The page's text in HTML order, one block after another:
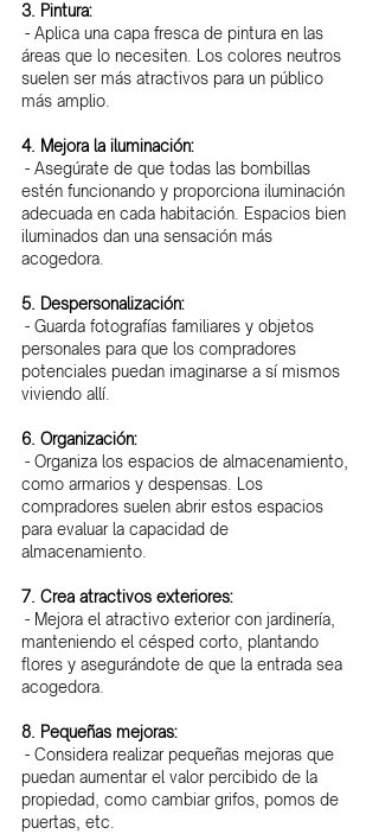
3. Pintura:
- Aplica una capa fresca de pintura en las
áreas que lo necesiten. Los colores neutros
suelen ser más atractivos para un público
más amplio.
4. Mejora la iluminación:
- Asegúrate de que todas las bombillas
estén funcionando y proporciona iluminación
adecuada en cada habitación. Espacios bien
iluminados dan una sensación más
acogedora.
5. Despersonalización:
- Guarda fotografías familiares y objetos
personales para que los compradores
potenciales puedan imaginarse a sí mismos
viviendo allí.
6. Organización:
- Organiza los espacios de almacenamiento,
como armarios y despensas. Los
compradores suelen abrir estos espacios
para evaluar la capacidad de
almacenamiento.
7. Crea atractivos exteriores:
- Mejora el atractivo exterior con jardinería,
manteniendo el césped corto, plantando
flores y asegurándote de que la entrada sea
acogedora.
8. Pequeñas mejoras:
- Considera realizar pequeñas mejoras que
puedan aumentar el valor percibido de la
propiedad, como cambiar grifos, pomos de
puertas, etc.